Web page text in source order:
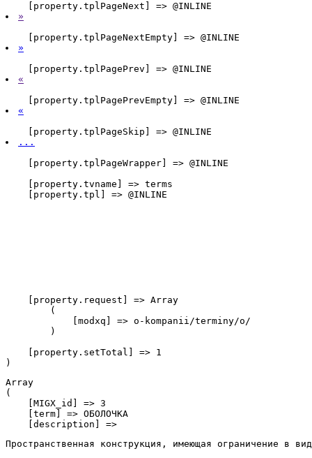
    [property.tplPageNext] => @INLINE
»
    [property.tplPageNextEmpty] => @INLINE
»
    [property.tplPagePrev] => @INLINE
«
    [property.tplPagePrevEmpty] => @INLINE
«
    [property.tplPageSkip] => @INLINE
...
    [property.tplPageWrapper] => @INLINE
    [property.tvname] => terms
    [property.tpl] => @INLINE
    [property.request] => Array
        (
            [modxq] => o-kompanii/terminy/o/
        )
    [property.setTotal] => 1
Array
(
    [MIGX_id] => 3
    [term] => ОБОЛОЧКА
    [description] =>
Пространственная конструкция, имеющая ограничение в